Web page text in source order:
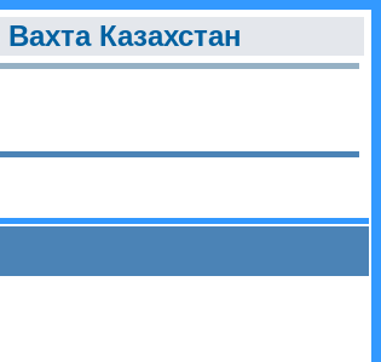
Вахта Казахстан